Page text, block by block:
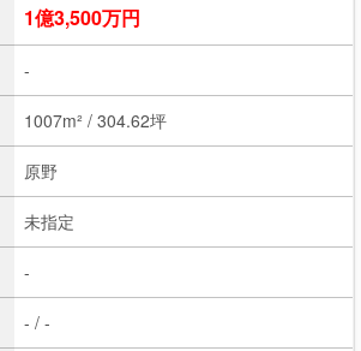
1億3,500万円
-
1007m² / 304.62坪
原野
未指定
-
- / -